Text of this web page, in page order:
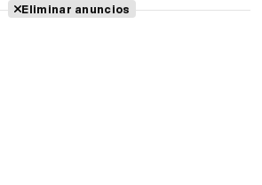
Eliminar anuncios